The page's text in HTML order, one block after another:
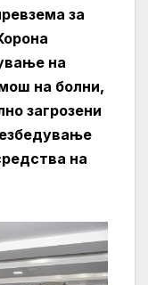
за
на
на болни,
загрозени
на